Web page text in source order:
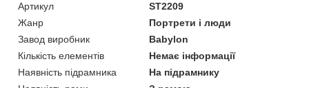
Артикул
ST2209
Жанр
Портрети і люди
Завод виробник
Babylon
Кількість елементів
Немає інформації
Наявність підрамника
На підрамнику